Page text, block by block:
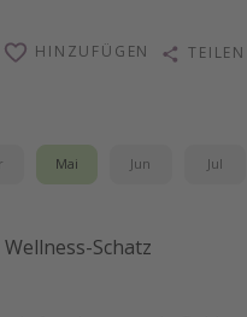
HINZUFÜGEN TEILEN
Mai Jun Jul
Schatz